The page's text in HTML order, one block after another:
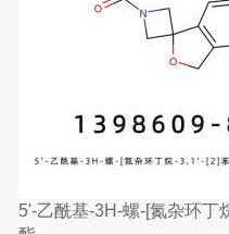
5'-乙酰基-3H-螺-[氮杂环丁